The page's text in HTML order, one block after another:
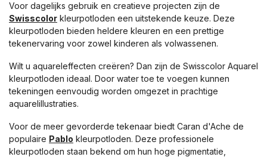
Voor dagelijks gebruik en creatieve projecten zijn de
Swisscolor kleurpotloden een uitstekende keuze. Deze
kleurpotloden bieden heldere kleuren en een prettige
tekenervaring voor zowel kinderen als volwassenen.
Wilt u aquareleffecten creëren? Dan zijn de Swisscolor Aquarel
kleurpotloden ideaal. Door water toe te voegen kunnen
tekeningen eenvoudig worden omgezet in prachtige
aquarelillustraties.
Voor de meer gevorderde tekenaar biedt Caran d'Ache de
populaire Pablo kleurpotloden. Deze professionele
kleurpotloden staan bekend om hun hoge pigmentatie,